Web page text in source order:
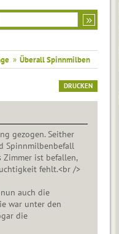
» Überall Spinnmilben
DRUCKEN
gezogen. Seither
Spinnmilbenbefall
Zimmer ist befallen,
fehlt.<br />
auch die
war unter den
die